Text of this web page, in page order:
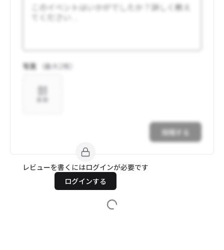
写真 （最大 枚）
投稿する
レビューを書くにはログインが必要です
ログインする